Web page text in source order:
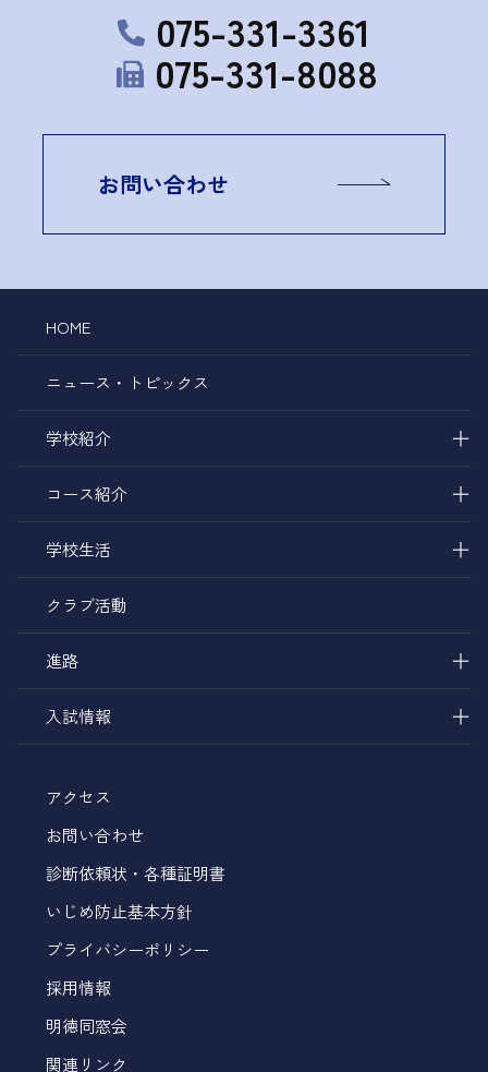
075-331-3361
075-331-8088
お問い合わせ
HOME
ニュース・トピックス
学校紹介 ＋
コース紹介 ＋
学校生活 ＋
クラブ活動
進路 ＋
入試情報 ＋
アクセス
お問い合わせ
診断依頼状・各種証明書
いじめ防止基本方針
プライバシーポリシー
採用情報
明徳同窓会
関連リンク